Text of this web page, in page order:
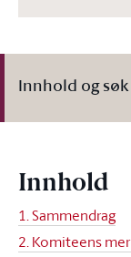
Innhold og søk
Innhold
1. Sammendrag
2. Komiteens